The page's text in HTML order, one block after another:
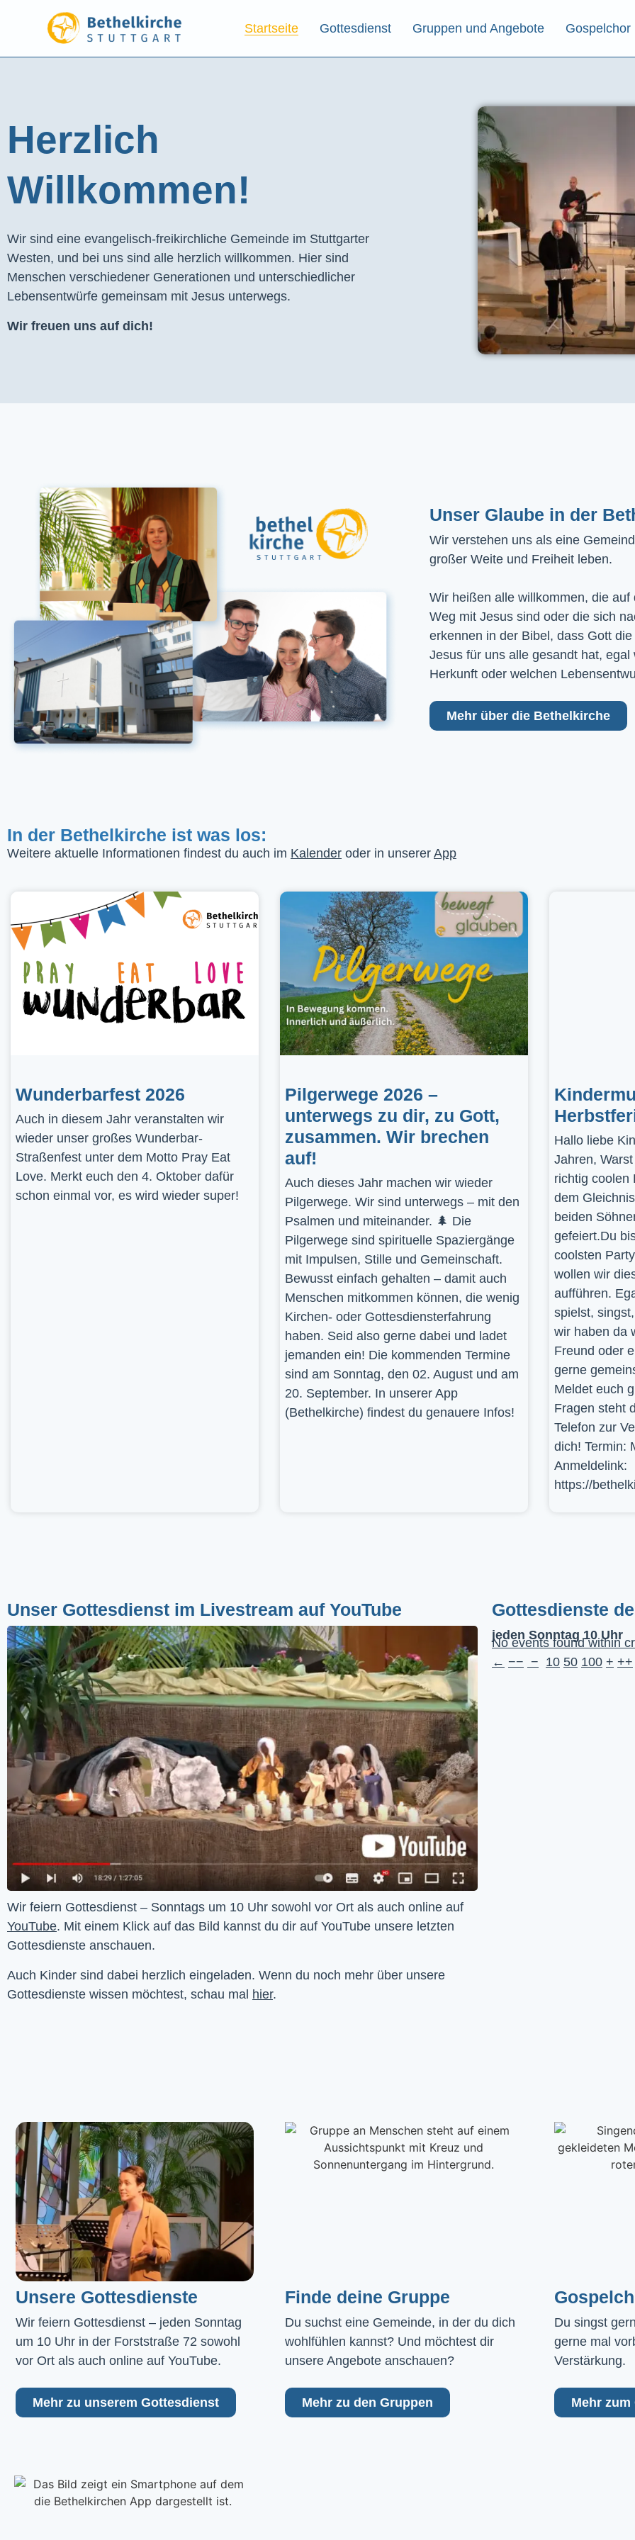
Startseite Gottesdienst Gruppen und Angebote Gospelchor
Herzlich
Willkommen!
Wir sind eine evangelisch-freikirchliche Gemeinde im Stuttgarter
Westen, und bei uns sind alle herzlich willkommen. Hier sind
Menschen verschiedener Generationen und unterschiedlicher
Lebensentwürfe gemeinsam mit Jesus unterwegs.
Wir freuen uns auf dich!
Unser Glaube in der
Wir verstehen uns als eine
großer Weite und Freiheit leben.
Wir heißen alle willkommen, die
Weg mit Jesus sind oder die sich
erkennen in der Bibel, dass Gott
Jesus für uns alle gesandt hat,
Herkunft oder welchen
Mehr über die Bethelkirche
In der Bethelkirche ist was los:
Weitere aktuelle Informationen findest du auch im Kalender oder in unserer App
Wunderbarfest 2026
Auch in diesem Jahr veranstalten wir
wieder unser großes Wunderbar-
Straßenfest unter dem Motto Pray Eat
Love. Merkt euch den 4. Oktober dafür
schon einmal vor, es wird wieder super!
Pilgerwege 2026 –
unterwegs zu dir, zu Gott,
zusammen. Wir brechen
auf!
Auch dieses Jahr machen wir wieder
Pilgerwege. Wir sind unterwegs – mit den
Psalmen und miteinander. 🌲 Die
Pilgerwege sind spirituelle Spaziergänge
mit Impulsen, Stille und Gemeinschaft.
Bewusst einfach gehalten – damit auch
Menschen mitkommen können, die wenig
Kirchen- oder Gottesdiensterfahrung
haben. Seid also gerne dabei und ladet
jemanden ein! Die kommenden Termine
sind am Sonntag, den 02. August und am
20. September. In unserer App
(Bethelkirche) findest du genauere Infos!
Hallo liebe
Jahren,
richtig coolen
dem
beiden
gefeiert.Du
coolsten
wollen wir
aufführen.
spielst,
wir haben da
Freund oder
gerne
Meldet euch
Fragen steht
Telefon zur
dich! Termin:
Anmeldelink:
https://
Unser Gottesdienst im Livestream auf YouTube
YouTube. Mit einem Klick auf das Bild kannst du dir auf YouTube unsere letzten
Gottesdienste anschauen.
Auch Kinder sind dabei herzlich eingeladen. Wenn du noch mehr über unsere
Gottesdienste wissen möchtest, schau mal hier.
Gottesdienste
jeden Sonntag 10 Uhr
No events found within
← −− − 10 50 100 + ++
Unsere Gottesdienste
Wir feiern Gottesdienst – jeden Sonntag
um 10 Uhr in der Forststraße 72 sowohl
vor Ort als auch online auf YouTube.
Mehr zu unserem Gottesdienst
Finde deine Gruppe
Du suchst eine Gemeinde, in der du dich
wohlfühlen kannst? Und möchtest dir
unsere Angebote anschauen?
Mehr zu den Gruppen
Du singst
gerne mal
Verstärkung.
Mehr